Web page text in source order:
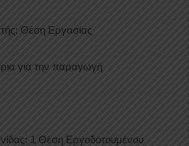
Θέση Εργασίας
για την παραγωγή
1 Θέση Eργοδοτουμένου